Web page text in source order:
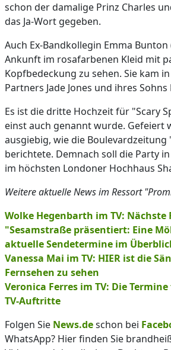
schon der damalige Prinz Charles
das Ja-Wort gegeben.
Auch Ex-Bandkollegin Emma
Ankunft im rosafarbenen Kleid mit
Kopfbedeckung zu sehen. Sie kam
Partners Jade Jones und ihres Sohns
Es ist die dritte Hochzeit für "Scary
einst auch genannt wurde. Gefeiert
ausgiebig, wie die
berichtete. Demnach soll die Party
im höchsten Londoner Hochhaus
Weitere aktuelle News im Ressort
Wolke Hegenbarth im TV: Nächste
"Sesamstraße präsentiert: Eine
aktuelle Sendetermine im
Vanessa Mai im TV: HIER ist die
Fernsehen zu sehen
Veronica Ferres im TV: Die
TV-Auftritte
Folgen Sie News.deschon bei
WhatsApp? Hier finden Sie